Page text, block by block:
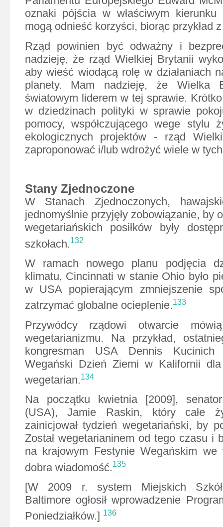
oznaki pójścia w właściwym
mogą odnieść korzyści, biorąc przykład
Rząd powinien być odważny i
nadzieję, że rząd Wielkiej Brytanii
aby wieść wiodącą rolę w działaniach
planety. Mam nadzieję, że Wielka
światowym liderem w tej sprawie.
w dziedzinach polityki w sprawie
pomocy, współczującego wege stylu
ekologicznych projektów - rząd
zaproponować i/lub wdrożyć wiele w
Stany Zjednoczone
W Stanach Zjednoczonych,
jednomyślnie przyjęły zobowiązanie, by
wegetariańskich posiłków były
szkołach.132
W ramach nowego planu podjęcia
klimatu, Cincinnati w stanie Ohio było
w USA popierającym zmniejszenie
zatrzymać globalne ocieplenie.133
Przywódcy rządowi otwarcie
wegetarianizmu. Na przykład,
kongresman USA Dennis Kucinich
Wegański Dzień Ziemi w Kalifornii
wegetarian.134
Na początku kwietnia [2009],
(USA), Jamie Raskin, który całe
zainicjował tydzień wegetariański, by
Został wegetarianinem od tego czasu i
na krajowym Festynie Wegańskim we
dobra wiadomość.135
[W 2009 r. system Miejskich
Baltimore ogłosił wprowadzenie
Poniedziałków.] 136